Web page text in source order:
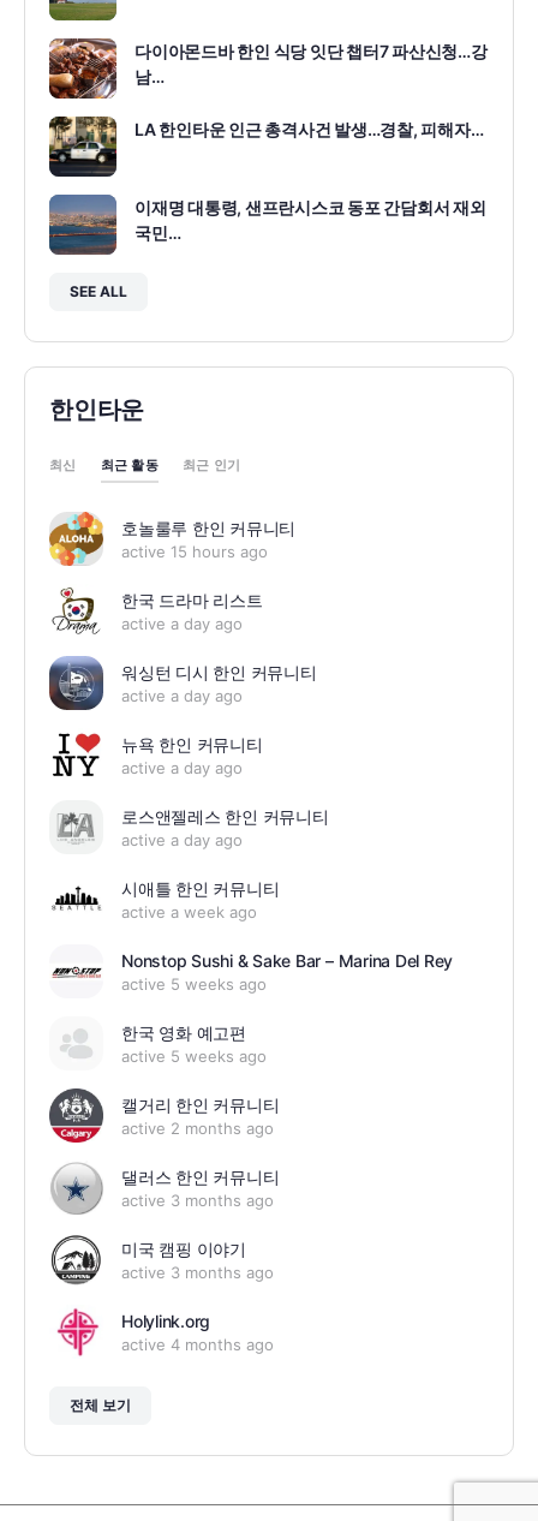
다이아몬드바 한인 식당 잇단 챕터7 파산신청…강
남…
LA 한인타운 인근 총격사건 발생…경찰, 피해자…
이재명 대통령, 샌프란시스코 동포 간담회서 재외
국민…
SEE ALL
한인타운
최신 최근 활동 최근 인기
호놀룰루 한인 커뮤니티
active 15 hours ago
한국 드라마 리스트
active a day ago
워싱턴 디시 한인 커뮤니티
active a day ago
뉴욕 한인 커뮤니티
active a day ago
로스앤젤레스 한인 커뮤니티
active a day ago
시애틀 한인 커뮤니티
active a week ago
Nonstop Sushi & Sake Bar – Marina Del Rey
active 5 weeks ago
한국 영화 예고편
active 5 weeks ago
캘거리 한인 커뮤니티
active 2 months ago
댈러스 한인 커뮤니티
active 3 months ago
미국 캠핑 이야기
active 3 months ago
Holylink.org
active 4 months ago
전체 보기